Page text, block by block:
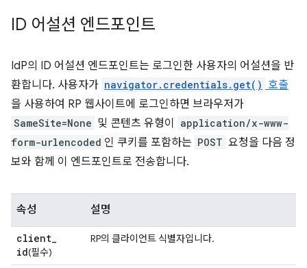
ID 어설션 엔드포인트
IdP의 ID 어설션 엔드포인트는 로그인한 사용자의 어설션을 반
환합니다. 사용자가 navigator.credentials.get() 호출
을 사용하여 RP 웹사이트에 로그인하면 브라우저가
SameSite=None 및 콘텐츠 유형이
application/x-www-
form-urlencoded 인 쿠키를 포함하는 POST 요청을 다음 정
보와 함께 이 엔드포인트로 전송합니다.
속성 설명
client_
id(필수)
RP의 클라이언트 식별자입니다.